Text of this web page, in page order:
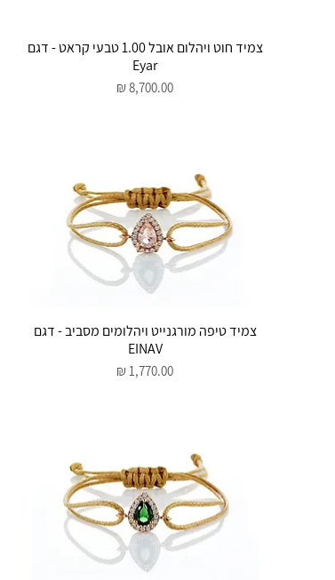
תצוגה מהירהצמיד חוט ויהלום אובל 1.00 טבעי קראט - דגם
Eyar
מחיר
תצוגה מהירה
צמיד טיפה מורגנייט ויהלומים מסביב - דגם
EINAV
מחיר